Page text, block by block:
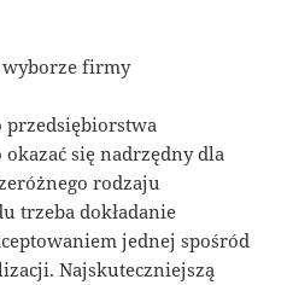
wyborze firmy
przedsiębiorstwa
się nadrzędny dla
rodzaju
trzeba dokładanie
jednej spośród
Najskuteczniejszą